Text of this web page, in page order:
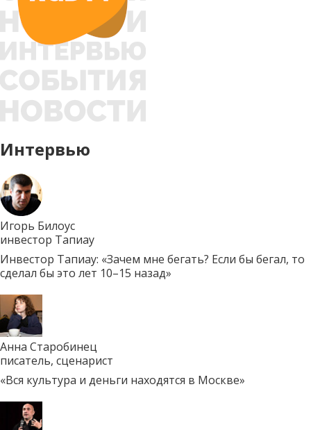
Интервью
Игорь Билоус
инвестор Тапиау
Инвестор Тапиау: «Зачем мне бегать? Если бы бегал, то
сделал бы это лет 10–15 назад»
Анна Старобинец
писатель, сценарист
«Вся культура и деньги находятся в Москве»